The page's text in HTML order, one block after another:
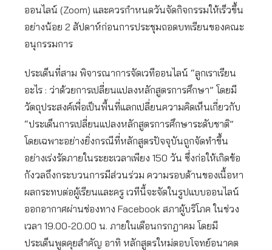
ออนไลน์ (Zoom) และควรกำหนดวันจัดกิจกรรมให้เร็วขึ้น
อย่างน้อย 2 สัปดาห์ก่อนการประชุมถอดบทเรียนของคณะ
อนุกรรมการ
ประเด็นที่สาม พิจารณาการจัดเวทีออนไลน์ “ลูกเราเรียน
อะไร : ว่าด้วยการเปลี่ยนแปลงหลักสูตรการศึกษา” โดยมี
วัตถุประสงค์เพื่อเป็นพื้นที่แลกเปลี่ยนความคิดเห็นเกี่ยวกับ
“ประเด็นการเปลี่ยนแปลงหลักสูตรการศึกษาระดับชาติ”
โดยเฉพาะอย่างยิ่งกรณีที่หลักสูตรปัจจุบันถูกจัดทำขึ้น
อย่างเร่งรัดภายในระยะเวลาเพียง 150 วัน ซึ่งก่อให้เกิดข้อ
กังวลถึงกระบวนการมีส่วนร่วม ความรอบด้านของเนื้อหา
ผลกระทบต่อผู้เรียนและครู เวทีนี้จะจัดในรูปแบบออนไลน์
ออกอากาศผ่านช่องทาง Facebook สภาผู้บริโภค ในช่วง
เวลา 19.00-20.00 น. ภายในเดือนกรกฎาคม โดยมี
ประเด็นพูดคุยสำคัญ อาทิ หลักสูตรใหม่ตอบโจทย์อนาคต